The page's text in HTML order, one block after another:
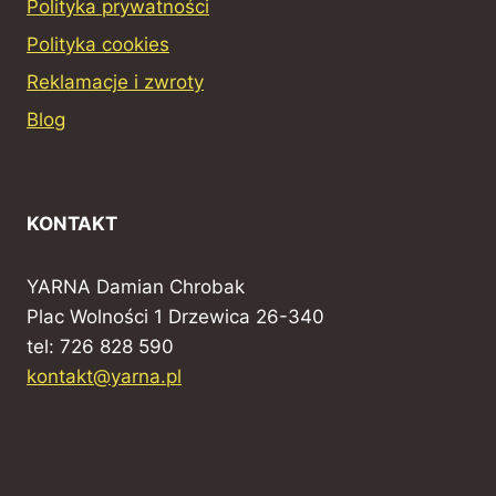
Polityka prywatności
Polityka cookies
Reklamacje i zwroty
Blog
KONTAKT
YARNA Damian Chrobak
Plac Wolności 1 Drzewica 26-340
tel: 726 828 590
kontakt@yarna.pl